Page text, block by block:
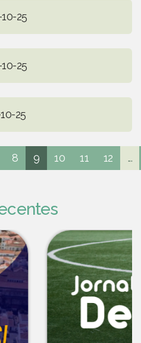
25
25
25
8 9 10 11 12 ...